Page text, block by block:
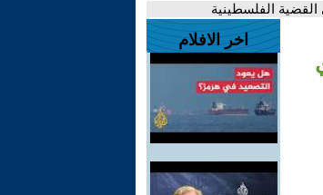
الفلسطينية
اخر الافلام